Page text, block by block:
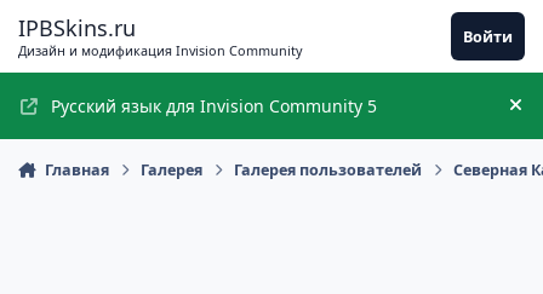
IPBSkins.ru
Дизайн и модификация Invision Community
Войти
Русский язык для Invision Community 5
Главная Галерея Галерея пользователей Северная